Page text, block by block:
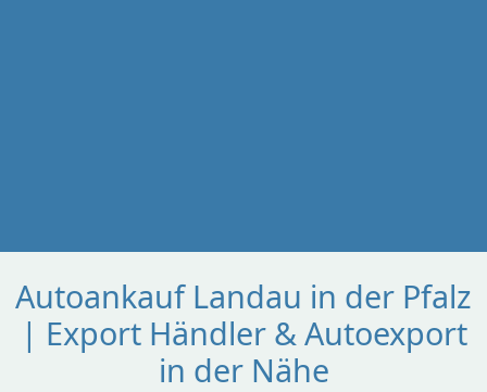
Autoankauf Landau in der Pfalz
| Export Händler & Autoexport
in der Nähe